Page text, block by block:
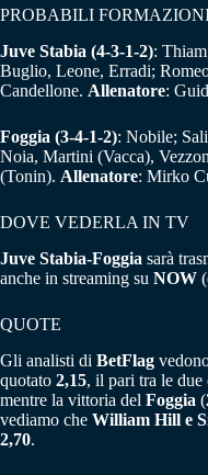
PROBABILI
Juve Stabia (4-3-1-2):
Buglio, Leone, Erradi;
Candellone. Allenatore:
Foggia (3-4-1-2): Nobile;
Noia, Martini (Vacca),
(Tonin). Allenatore: Mirko
DOVE VEDERLA IN TV
Juve Stabia-Foggia sarà
anche in streaming su NOW
QUOTE
Gli analisti di BetFlag
quotato 2,15, il pari tra le
mentre la vittoria del Foggia (
vediamo che William Hill e
2,70.